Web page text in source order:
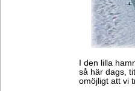
I den lilla
så här dags,
omöjligt att vi